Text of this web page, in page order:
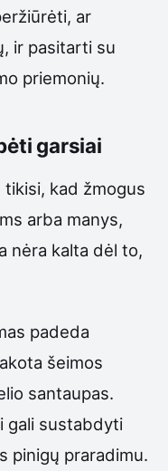
ar
ir pasitarti su
priemonių.
garsiai
tikisi, kad žmogus
arba manys,
nėra kalta dėl to,
padeda
šeimos
santaupas.
gali sustabdyti
pinigų praradimu.